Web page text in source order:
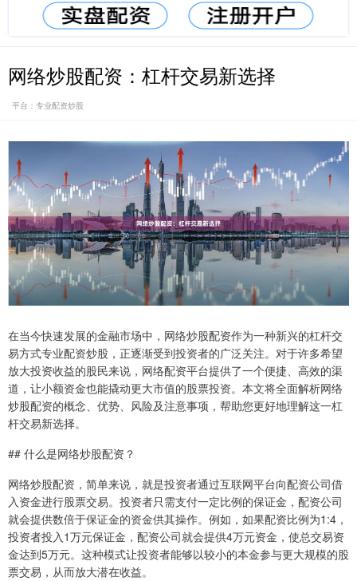
网络炒股配资：杠杆交易新选择
平台：专业配资炒股
在当今快速发展的金融市场中，网络炒股配资作为一种新兴的杠杆交
易方式专业配资炒股，正逐渐受到投资者的广泛关注。对于许多希望
放大投资收益的股民来说，网络配资平台提供了一个便捷、高效的渠
道，让小额资金也能撬动更大市值的股票投资。本文将全面解析网络
炒股配资的概念、优势、风险及注意事项，帮助您更好地理解这一杠
杆交易新选择。
## 什么是网络炒股配资？
网络炒股配资，简单来说，就是投资者通过互联网平台向配资公司借
入资金进行股票交易。投资者只需支付一定比例的保证金，配资公司
就会提供数倍于保证金的资金供其操作。例如，如果配资比例为1:4，
投资者投入1万元保证金，配资公司就会提供4万元资金，使总交易资
金达到5万元。这种模式让投资者能够以较小的本金参与更大规模的股
票交易，从而放大潜在收益。